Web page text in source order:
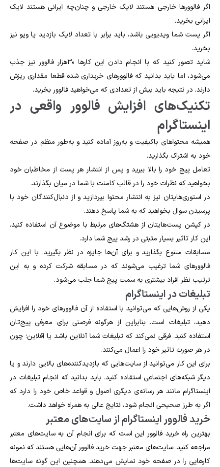
اگر فالوورها خارجی هستند لایک خارجی و چنان‌چه ایرانی هستند لایک
ایرانی بخرید.
اگر پست شما ویدیویی باشد، باید برابر با تعداد لایک بازدید یا ویو نیز
بخرید.
شاید تصور کنید که با انجام دادن این کارها ۳۰هزار فالوور نیز جذب
می‌شود، اما باید بدانید که فالوورهای خریداری شده قطعا مقداری ریزش
دارند. در نتیجه باید بیش از تعدادی که می‌خواهید فالوور بخرید.
تکنیک‌های افزایش فالوور واقعی در
اینستاگرام
همیشه محتواهای باکیفیت و به‌روز آماده کنید و به‌طور منظم در صفحه
خود به اشتراک بگذارید.
تعامل پیج خود را بالا ببرید و پس از انتشار هر پست از مخاطبان خود
بخواهید که نظرات خود را در قالب کامنت با شما در میان بگذارند.
در استوری‌هایتان نیز به انتشار محتوا بپردازید و از دنبال‌کنندگان خود با
پرسیدن سوال بخواهید که به شما پاسخ دهند.
در کپشن پست‌هایتان از هشتگ‌های مرتبط با موضوع آن استفاده کنید.
این کار تاثیر بسیار مثبتی در رشد پیج شما دارد.
مسابقات متنوع بگذارید و برای آن‌ها جایزه در نظر بگیرید. با این کار
فالوورهای شما ترغیب می‌شوند که در مسابقه شرکت کرده و به این
ترتیب نظر افراد بیشتری به سمت پیج شما جلب می‌شود.
تبلیغات در اینستاگرام
یکی از روش‌هایی که می‌توانید با استفاده از آن فالوورهای خود را افزایش
دهید، تبلیغات است. بنابراین از هرگونه فرصتی برای معرفی پیج‌تان
استفاده کنید. فرقی نمی‌کند که تبلیغات شما آنلاین باشد یا آفلاین؛ چون
در هر صورت تاثیر خود را اعمال می‌کنند.
برای این کار می‌توانید از سایت‌هایی که بازدیدکننده‌های بالایی دارند و یا
دیگر شبکه‌های اجتماعی استفاده کنید. باید بدانید که انجام تبلیغات در
اینستاگرام مانند هر رسانه‌ی دیگری اصول و قواعد خاص خود را دارد که
اگر به طرز صحیحی انجام شود، نتایج عالی به همراه خواهد داشت.
خرید فالوور اینستاگرام از سایت‌های معتبر
بهترین راه خرید فالوور این است که برای انجام آن به سایت‌های معتبر
مراجعه کنید. سایت‌های معتبر جهت خرید فالوور آن‌هایی هستند که نمونه
کارهایی را در صفحه خود نمایش می‌دهند. همچنین این گونه سایت‌ها